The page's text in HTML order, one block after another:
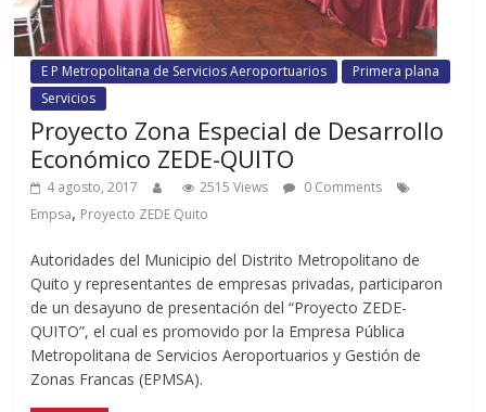
E P Metropolitana de Servicios Aeroportuarios
Primera plana
Servicios
Proyecto Zona Especial de Desarrollo
Económico ZEDE-QUITO
4 agosto, 2017 2515 Views
0 Comments
Empsa, Proyecto ZEDE Quito
Autoridades del Municipio del Distrito Metropolitano de
Quito y representantes de empresas privadas, participaron
de un desayuno de presentación del “Proyecto ZEDE-
QUITO”, el cual es promovido por la Empresa Pública
Metropolitana de Servicios Aeroportuarios y Gestión de
Zonas Francas (EPMSA).